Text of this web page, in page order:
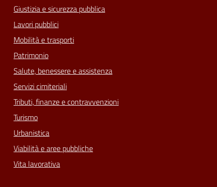
Giustizia e sicurezza pubblica
Lavori pubblici
Mobilità e trasporti
Patrimonio
Salute, benessere e assistenza
Servizi cimiteriali
Tributi, finanze e contravvenzioni
Turismo
Urbanistica
Viabilità e aree pubbliche
Vita lavorativa